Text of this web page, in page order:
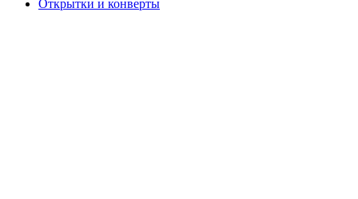
Открытки и конверты